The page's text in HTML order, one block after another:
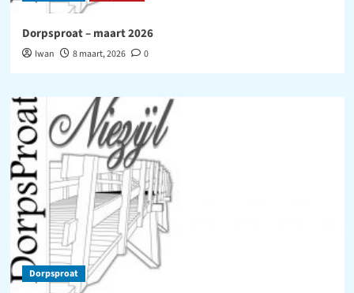
Dorpsproat – maart 2026
Iwan 8 maart, 2026 0
Dorpsproat